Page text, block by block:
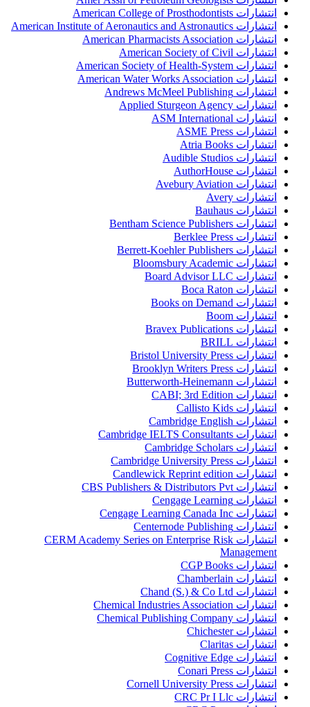
انتشارات American College of Prosthodontists
انتشارات American Institute of Aeronautics and Astronautics
انتشارات American Pharmacists Association
انتشارات American Society of Civil
انتشارات American Society of Health-System
انتشارات American Water Works Association
انتشارات Andrews McMeel Publishing
انتشارات Applied Sturgeon Agency
انتشارات ASM International
انتشارات ASME Press
انتشارات Atria Books
انتشارات Audible Studios
انتشارات AuthorHouse
انتشارات Avebury Aviation
انتشارات Avery
انتشارات Bauhaus
انتشارات Bentham Science Publishers
انتشارات Berklee Press
انتشارات Berrett-Koehler Publishers
انتشارات Bloomsbury Academic
انتشارات Board Advisor LLC
انتشارات Boca Raton
انتشارات Books on Demand
انتشارات Boom
انتشارات Bravex Publications
انتشارات BRILL
انتشارات Bristol University Press
انتشارات Brooklyn Writers Press
انتشارات Butterworth-Heinemann
انتشارات CABI; 3rd Edition
انتشارات Callisto Kids
انتشارات Cambridge English
انتشارات Cambridge IELTS Consultants
انتشارات Cambridge Scholars
انتشارات Cambridge University Press
انتشارات Candlewick Reprint edition
انتشارات CBS Publishers & Distributors Pvt
انتشارات Cengage Learning
انتشارات Cengage Learning Canada Inc
انتشارات Centernode Publishing
انتشارات CERM Academy Series on Enterprise Risk
Management
انتشارات CGP Books
انتشارات Chamberlain
انتشارات Chand (S.) & Co Ltd
انتشارات Chemical Industries Association
انتشارات Chemical Publishing Company
انتشارات Chichester
انتشارات Claritas
انتشارات Cognitive Edge
انتشارات Conari Press
انتشارات Cornell University Press
انتشارات CRC Pr I Llc